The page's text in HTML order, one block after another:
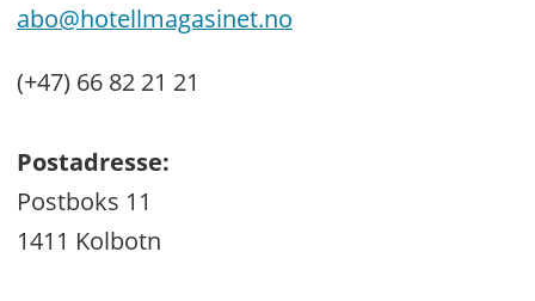
abo@hotellmagasinet.no
(+47) 66 82 21 21
Postadresse:
Postboks 11
1411 Kolbotn